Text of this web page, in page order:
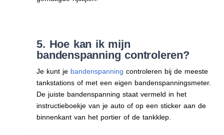
5. Hoe kan ik mijn
bandenspanning controleren?
Je kunt je bandenspanning controleren bij de meeste
tankstations of met een eigen bandenspanningsmeter.
De juiste bandenspanning staat vermeld in het
instructieboekje van je auto of op een sticker aan de
binnenkant van het portier of de tankklep.